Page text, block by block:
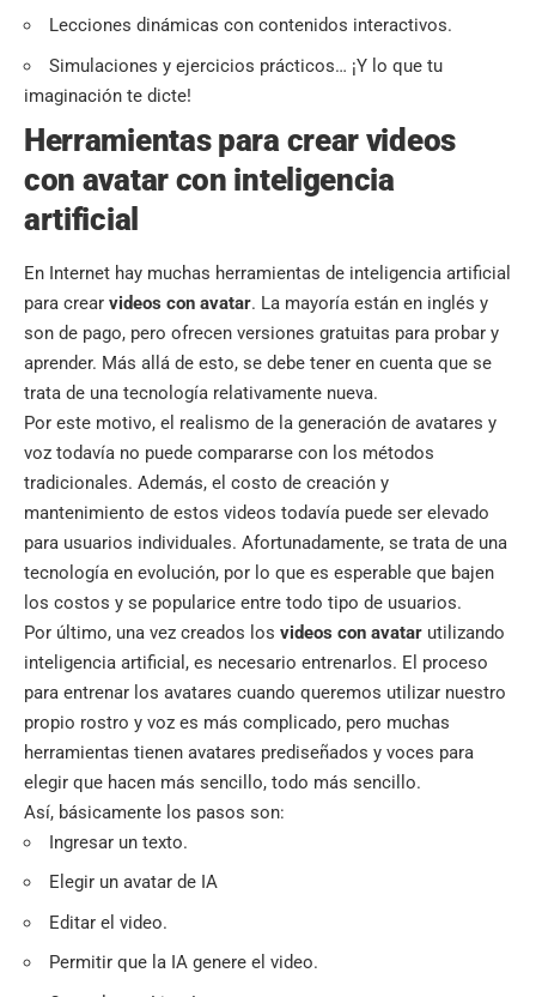
Lecciones dinámicas con contenidos interactivos.
Simulaciones y ejercicios prácticos… ¡Y lo que tu
imaginación te dicte!
Herramientas para crear videos
con avatar con inteligencia
artificial
En Internet hay muchas herramientas de inteligencia artificial
para crear videos con avatar. La mayoría están en inglés y
son de pago, pero ofrecen versiones gratuitas para probar y
aprender. Más allá de esto, se debe tener en cuenta que se
trata de una tecnología relativamente nueva.
Por este motivo, el realismo de la generación de avatares y
voz todavía no puede compararse con los métodos
tradicionales. Además, el costo de creación y
mantenimiento de estos videos todavía puede ser elevado
para usuarios individuales. Afortunadamente, se trata de una
tecnología en evolución, por lo que es esperable que bajen
los costos y se popularice entre todo tipo de usuarios.
Por último, una vez creados los videos con avatar utilizando
inteligencia artificial, es necesario entrenarlos. El proceso
para entrenar los avatares cuando queremos utilizar nuestro
propio rostro y voz es más complicado, pero muchas
herramientas tienen avatares prediseñados y voces para
elegir que hacen más sencillo, todo más sencillo.
Así, básicamente los pasos son:
Ingresar un texto.
Elegir un avatar de IA
Editar el video.
Permitir que la IA genere el video.